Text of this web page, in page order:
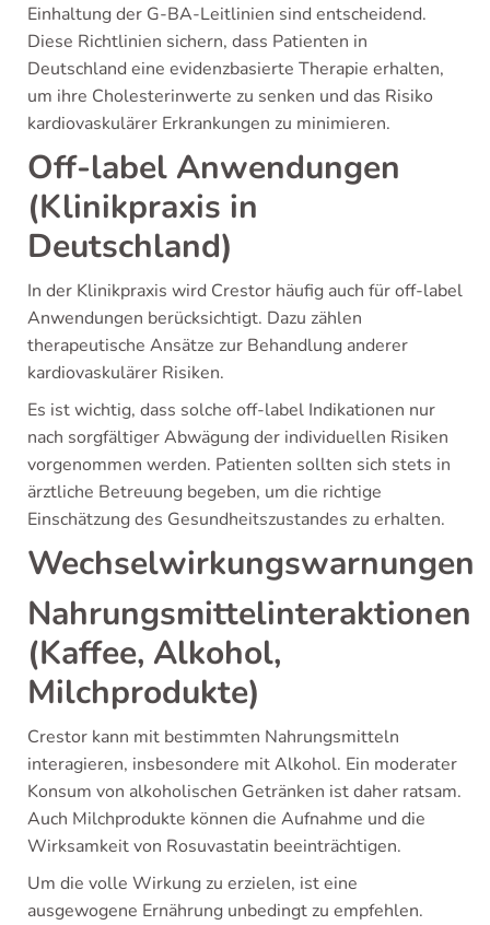
Einhaltung der G-BA-Leitlinien sind entscheidend.
Diese Richtlinien sichern, dass Patienten in
Deutschland eine evidenzbasierte Therapie erhalten,
um ihre Cholesterinwerte zu senken und das Risiko
kardiovaskulärer Erkrankungen zu minimieren.
Off-label Anwendungen
(Klinikpraxis in
Deutschland)
In der Klinikpraxis wird Crestor häufig auch für off-label
Anwendungen berücksichtigt. Dazu zählen
therapeutische Ansätze zur Behandlung anderer
kardiovaskulärer Risiken.
Es ist wichtig, dass solche off-label Indikationen nur
nach sorgfältiger Abwägung der individuellen Risiken
vorgenommen werden. Patienten sollten sich stets in
ärztliche Betreuung begeben, um die richtige
Einschätzung des Gesundheitszustandes zu erhalten.
Wechselwirkungswarnungen
Nahrungsmittelinteraktionen
(Kaffee, Alkohol,
Milchprodukte)
Crestor kann mit bestimmten Nahrungsmitteln
interagieren, insbesondere mit Alkohol. Ein moderater
Konsum von alkoholischen Getränken ist daher ratsam.
Auch Milchprodukte können die Aufnahme und die
Wirksamkeit von Rosuvastatin beeinträchtigen.
Um die volle Wirkung zu erzielen, ist eine
ausgewogene Ernährung unbedingt zu empfehlen.